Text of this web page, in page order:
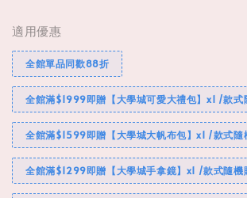
適用優惠
全館單品同歡88折
全館滿$1999即贈【大學城可愛大禮包】x1 /款式
全館滿$1599即贈【大學城大帆布包】x1 /款式隨
全館滿$1299即贈【大學城手拿鏡】x1 /款式隨機